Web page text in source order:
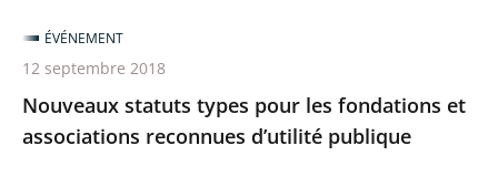
Nouveaux statuts types pour les fondations et
associations reconnues d’utilité publique
ÉVÉNEMENT
12 septembre 2018